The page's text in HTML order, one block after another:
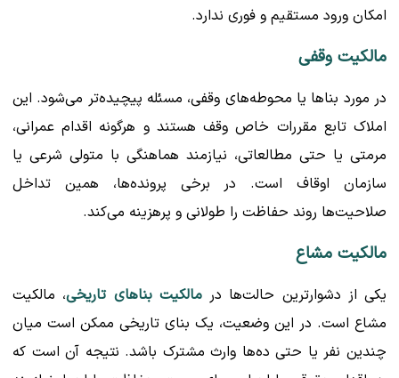
امکان ورود مستقیم و فوری ندارد.
مالکیت وقفی
در مورد بناها یا محوطه‌های وقفی، مسئله پیچیده‌تر می‌شود. این
املاک تابع مقررات خاص وقف هستند و هرگونه اقدام عمرانی،
مرمتی یا حتی مطالعاتی، نیازمند هماهنگی با متولی شرعی یا
سازمان اوقاف است. در برخی پرونده‌ها، همین تداخل
صلاحیت‌ها روند حفاظت را طولانی و پرهزینه می‌کند.
مالکیت مشاع
یکی از دشوارترین حالت‌ها درمالکیت بناهای تاریخی، مالکیت
مشاع است. در این وضعیت، یک بنای تاریخی ممکن است میان
چندین نفر یا حتی ده‌ها وارث مشترک باشد. نتیجه آن است که